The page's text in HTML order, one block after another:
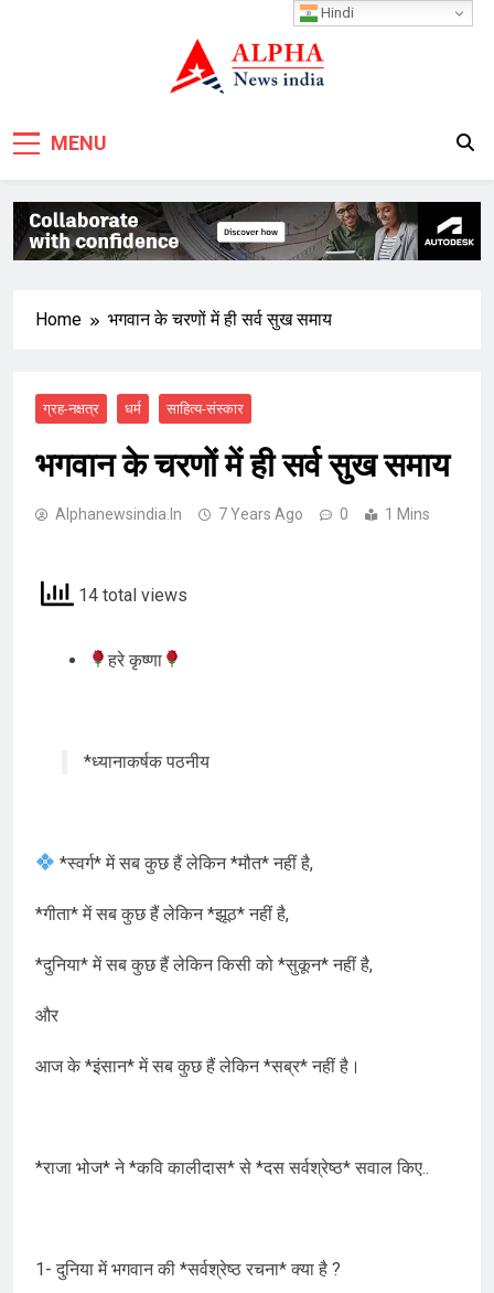
MENU
Home भगवान के चरणों में ही सर्व सुख समाय
ग्रह-नक्षत्र धर्म साहित्य-संस्कार
भगवान के चरणों में ही सर्व सुख समाय
Alphanewsindia.in 7 Years Ago 0 1 Mins
14 total views
हरे कृष्णा
*ध्यानाकर्षक पठनीय
*स्वर्ग* में सब कुछ हैं लेकिन *मौत* नहीं है,
*गीता* में सब कुछ हैं लेकिन *झूठ* नहीं है,
*दुनिया* में सब कुछ हैं लेकिन किसी को *सुकून* नहीं है,
और
आज के *इंसान* में सब कुछ हैं लेकिन *सब्र* नहीं है।
*राजा भोज* ने *कवि कालीदास* से *दस सर्वश्रेष्ठ* सवाल किए..
1- दुनिया में भगवान की *सर्वश्रेष्ठ रचना* क्या है ?
Hindi